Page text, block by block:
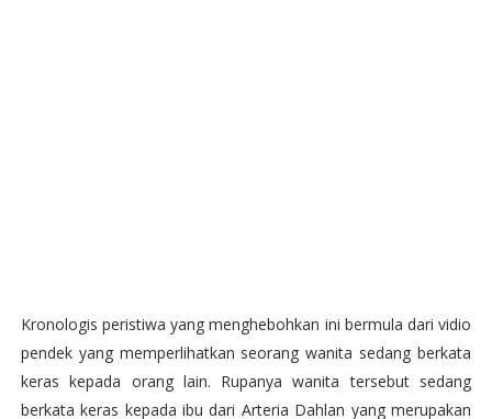
Kronologis peristiwa yang menghebohkan ini bermula dari vidio
pendek yang memperlihatkan seorang wanita sedang berkata
keras kepada orang lain. Rupanya wanita tersebut sedang
berkata keras kepada ibu dari Arteria Dahlan yang merupakan